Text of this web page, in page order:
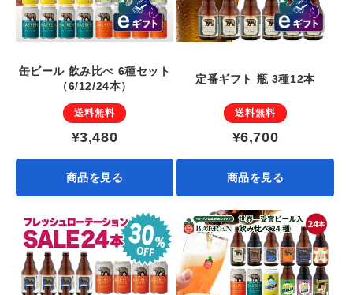
缶ビール 飲み比べ 6種セット
（6/12/24本）
送料無料
¥3,480
商品を見る
定番ギフト 瓶 3種12本
送料無料
¥6,700
商品を見る